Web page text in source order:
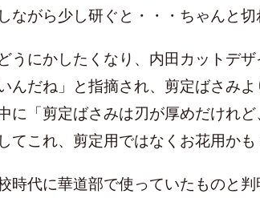
ながら少し研ぐと・・・ちゃんと切
うにかしたくなり、内田カットデ
んだね」と指摘され、剪定ばさみ
に「剪定ばさみは刃が厚めだけれ
てこれ、剪定用ではなくお花用かも
時代に華道部で使っていたものと